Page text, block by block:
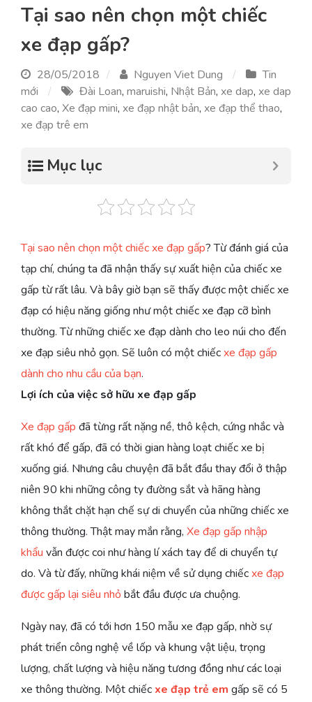
Tại sao nên chọn một chiếc
xe đạp gấp?
28/05/2018 Nguyen Viet Dung
Tin
mới
Đài Loan, maruishi, Nhật Bản, xe dap, xe dap
cao cao, Xe đạp mini, xe đạp nhật bản, xe đạp thể thao,
xe đạp trê em
Mục lục
Tại sao nên chọn một chiếc xe đạp gấp? Từ đánh giá của
tạp chí, chúng ta đã nhận thấy sự xuất hiện của chiếc xe
gấp từ rất lâu. Và bây giờ bạn sẽ thấy được một chiếc xe
đạp có hiệu năng giống như một chiếc xe đạp cỡ bình
thường. Từ những chiếc xe đạp dành cho leo núi cho đến
xe đạp siêu nhỏ gọn. Sẽ luôn có một chiếcxe đạp gấp
dành cho nhu cầu của bạn.
Lợi ích của việc sở hữu xe đạp gấp
Xe đạp gấp đã từng rất nặng nề, thô kệch, cứng nhắc và
rất khó để gấp, đã có thời gian hàng loạt chiếc xe bị
xuống giá. Nhưng câu chuyện đã bắt đầu thay đổi ở thập
niên 90 khi những công ty đường sắt và hãng hàng
không thắt chặt hạn chế sự di chuyển của những chiếc xe
thông thường. Thật may mắn rằng, Xe đạp gấp nhập
khẩu vẫn được coi như hàng lí xách tay để di chuyển tự
do. Và từ đấy, những khái niệm về sử dụng chiếcxe đạp
được gấp lại siêu nhỏbắt đầu được ưa chuộng.
Ngày nay, đã có tới hơn 150 mẫu xe đạp gấp, nhờ sự
phát triển công nghệ về lốp và khung vật liệu, trọng
lượng, chất lượng và hiệu năng tương đồng như các loại
xe thông thường. Một chiếc xe đạp trẻ em gấp sẽ có 5